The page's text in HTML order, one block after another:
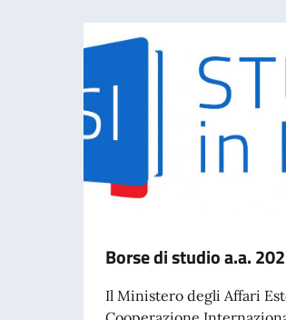
Borse di studio a.a.
Il Ministero degli Affari